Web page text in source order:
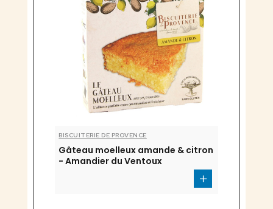
BISCUITERIE DE PROVENCE
Gâteau moelleux amande & citron
- Amandier du Ventoux